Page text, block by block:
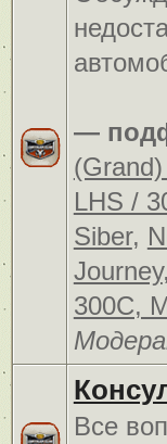
—
LHS /
Siber,
Journey,
300C,
Все